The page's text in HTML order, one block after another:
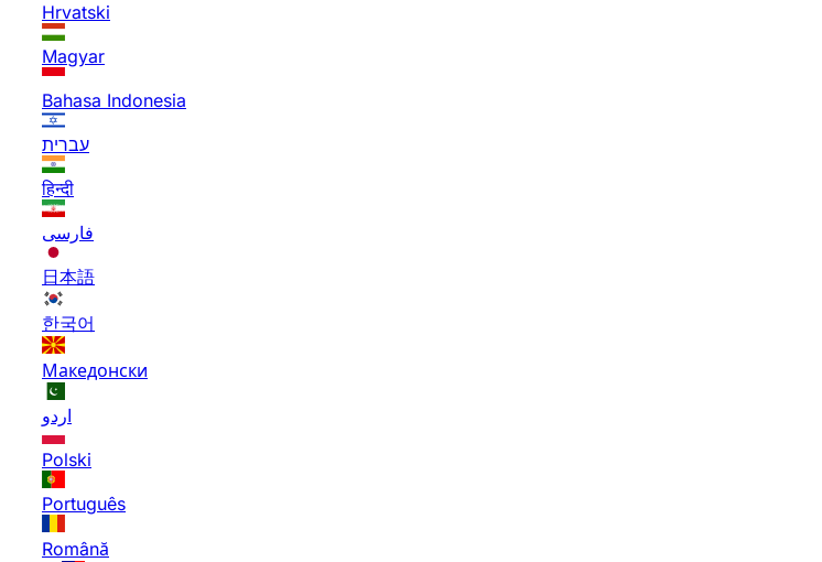
Hrvatski
Magyar
Bahasa Indonesia
עברית
हिन्दी
فارسی
日本語
한국어
Македонски
اردو
Polski
Português
Română